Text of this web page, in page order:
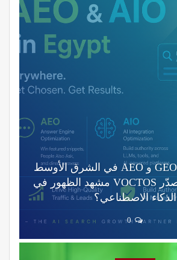
أفضل شركة GEO و AEO في الشرق الأوسط
2026: لماذا تتصدّر VOCTOS مشهد الظهور في
الذكاء الاصطناعي؟
0